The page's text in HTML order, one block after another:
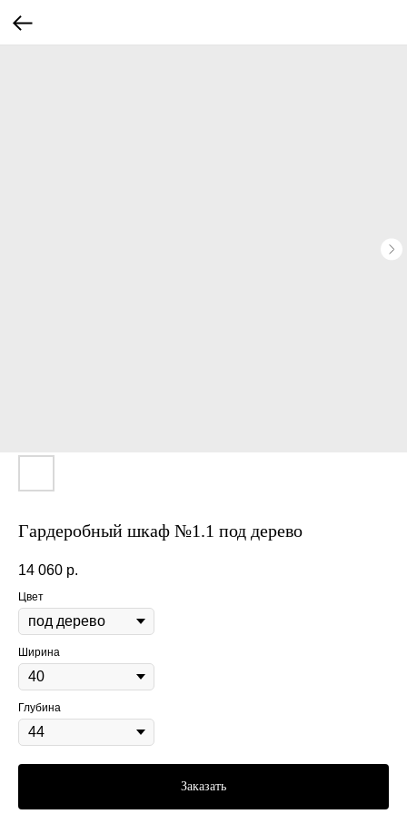
Гардеробный шкаф №1.1 под дерево
14 060 р.
Цвет
Ширина
Глубина
Заказать